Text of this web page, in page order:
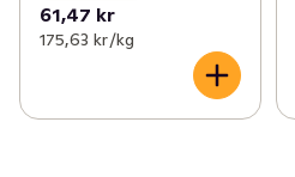
61,47 kr
175,63 kr /kg